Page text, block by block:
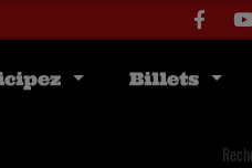
Billets